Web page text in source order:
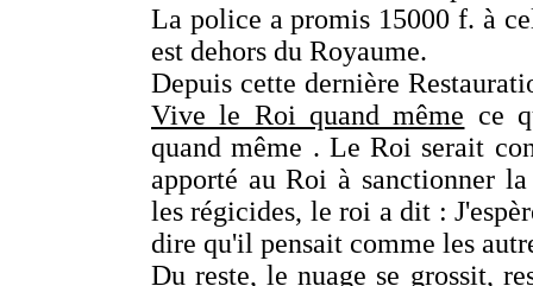
La police a promis 15000 f. à
est dehors du Royaume.
Depuis cette dernière
Vive le Roi quand même ce
quand même . Le Roi serait
apporté au Roi à sanctionner
les régicides, le roi a dit :
dire qu'il pensait comme les
Du reste, le nuage se grossit,